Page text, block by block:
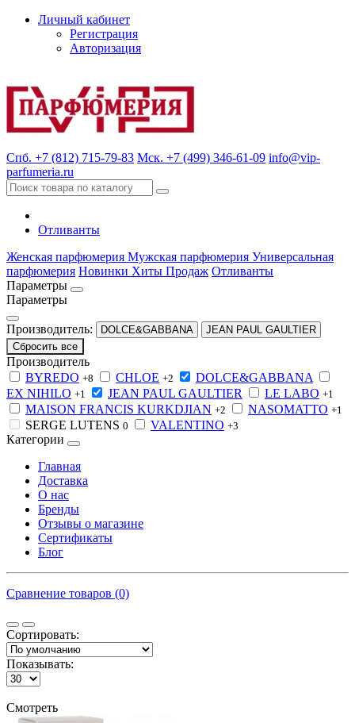
Личный кабинет
Регистрация
Авторизация
Спб. +7 (812) 715-79-83 Мск. +7 (499) 346-61-09 info@vip-
parfumeria.ru
Отливанты
Женская парфюмерия Мужская парфюмерия Универсальная
парфюмерия Новинки Хиты Продаж Отливанты
Параметры
Параметры
Производитель: DOLCE&GABBANA
JEAN PAUL GAULTIER
Сбросить все
Производитель
BYREDO +8 CHLOE +2
DOLCE&GABBANA
EX NIHILO +1 JEAN PAUL GAULTIER LE LABO +1
MAISON FRANCIS KURKDJIAN +2 NASOMATTO +1
SERGE LUTENS 0 VALENTINO +3
Категории
Главная
Доставка
О нас
Бренды
Отзывы о магазине
Сертификаты
Блог
Сравнение товаров (0)
Сортировать:
Показывать:
Смотреть